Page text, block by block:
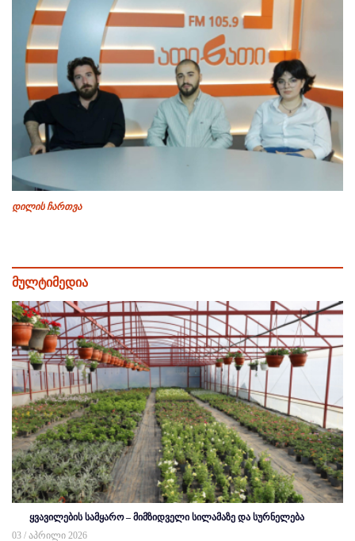
დილის ჩართვა
მულტიმედია
ყვავილების სამყარო – მიმზიდველი სილამაზე და სურნელება
03 / აპრილი 2026